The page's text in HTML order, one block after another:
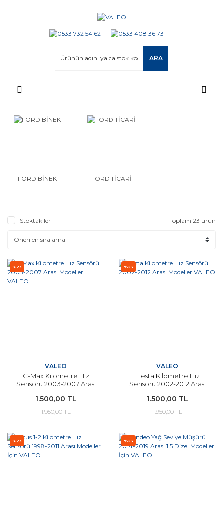
ARA
FORD BİNEK FORD TİCARİ
Stoktakiler Toplam 23 ürün
%23
VALEO
C-Max Kilometre Hız
Sensörü 2003-2007 Arası
1.500,00 TL
1.950,00 TL
%23
VALEO
Fiesta Kilometre Hız
Sensörü 2002-2012 Arası
1.500,00 TL
1.950,00 TL
%23 %23